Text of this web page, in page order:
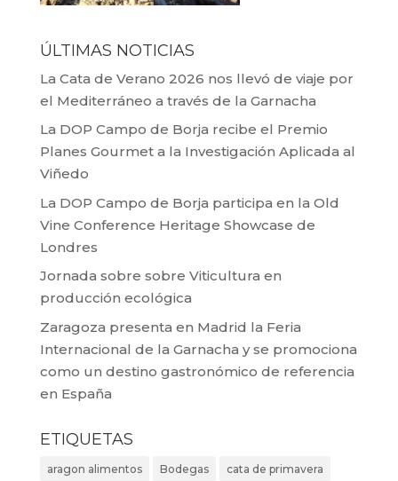
ÚLTIMAS NOTICIAS
La Cata de Verano 2026 nos llevó de viaje por
el Mediterráneo a través de la Garnacha
La DOP Campo de Borja recibe el Premio
Planes Gourmet a la Investigación Aplicada al
Viñedo
La DOP Campo de Borja participa en la Old
Vine Conference Heritage Showcase de
Londres
Jornada sobre sobre Viticultura en
producción ecológica
Zaragoza presenta en Madrid la Feria
Internacional de la Garnacha y se promociona
como un destino gastronómico de referencia
en España
ETIQUETAS
aragon alimentos Bodegas cata de primavera